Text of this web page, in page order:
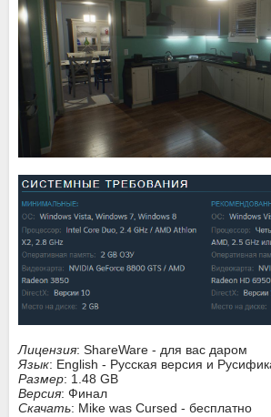
Лицензия: ShareWare - для вас даром
Язык: English - Русская версия и
Размер: 1.48 GB
Версия: Финал
Скачать: Mike was Cursed - бесплатно